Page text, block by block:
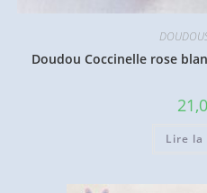
Doudou Coccinelle rose
Lire la